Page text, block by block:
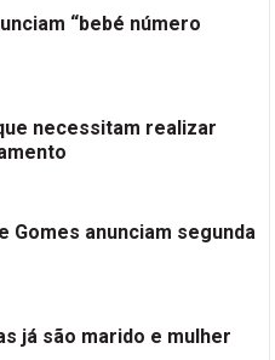
“bebé número
necessitam realizar
Gomes anunciam segunda
já são marido e mulher